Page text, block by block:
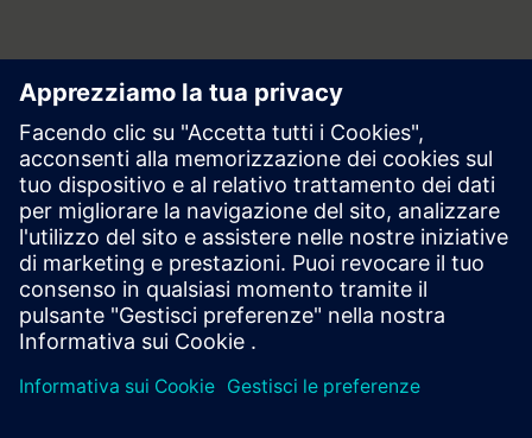
Area stampa | Azienda | Siemens
© Siemens 1996 – 2026
Informazioni Corporate
Privacy
Cookie Notice